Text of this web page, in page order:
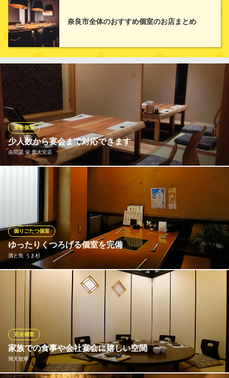
屋までご用意。掘りごたつ式とテーブル個室の２種類がございま
す。
竹の家 奈良ロイヤルホテル
近鉄奈良線新大宮駅 徒歩10分
奈良県奈良市法華寺町254-1 奈良ロイヤルホテル
奈良市全体のおすすめ個室のお店まとめ
少人数から宴会まで対応できます
奈間蔵 栄 新大宮店
座敷個室
当店では、4名様用の個室4部屋と6名様用の個室1部屋をご用意し
ております。少人数の飲み会にもぴったり！ また、ご宴会時はお
部屋を繋げて大人数にも対応できます！ご宴会の際はお気軽にご
奈間蔵 栄 新大宮店
炭火焼 居酒屋
近鉄奈良線新大宮駅 徒歩2分
奈良県奈良市大宮町6-2-11
ゆったりくつろげる個室を完備
酒と魚 うま杉
掘りごたつ個室
『うま杉』は、2~6名様までご利用いただける個室をご用意してお
り、吹き抜けにすることで大人数でのご利用も可能です。ゆった
りと落ち着いた雰囲気の個室は、各種ご宴会はもちろん、ご家族
でのお食事会などさまざまなシーンにぴったり。
酒と魚 うま杉
天草直送の海鮮居酒屋
近鉄奈良線新大宮駅 徒歩2分
奈良県奈良市大宮町6-9-4
家族での食事や会社宴会に嬉しい空間
飛天散華
完全個室